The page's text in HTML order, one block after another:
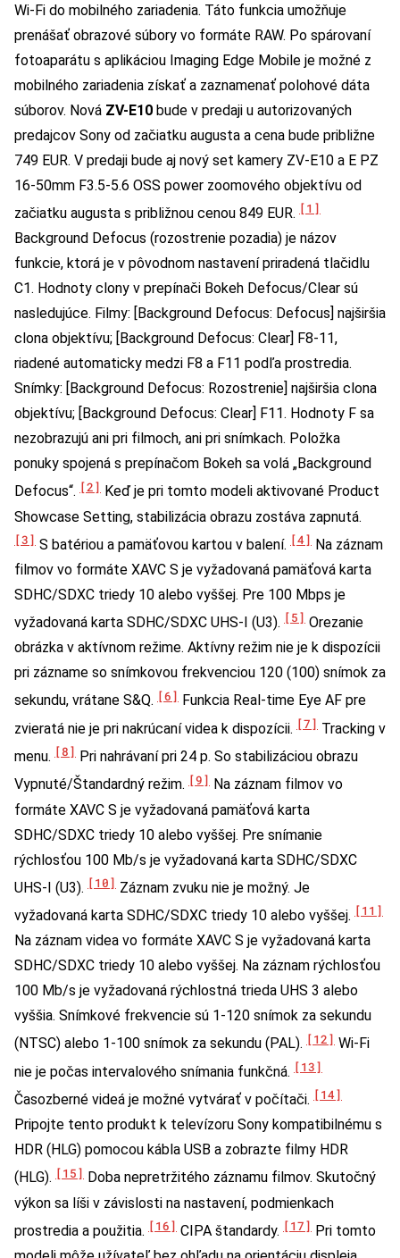
Wi-Fi do mobilného zariadenia. Táto funkcia umožňuje
prenášať obrazové súbory vo formáte RAW. Po spárovaní
fotoaparátu s aplikáciou Imaging Edge Mobile je možné z
mobilného zariadenia získať a zaznamenať polohové dáta
súborov. Nová ZV-E10 bude v predaji u autorizovaných
predajcov Sony od začiatku augusta a cena bude približne
749 EUR. V predaji bude aj nový set kamery ZV-E10 a E PZ
16-50mm F3.5-5.6 OSS power zoomového objektívu od
začiatku augusta s približnou cenou 849 EUR. [1]
Background Defocus (rozostrenie pozadia) je názov
funkcie, ktorá je v pôvodnom nastavení priradená tlačidlu
C1. Hodnoty clony v prepínači Bokeh Defocus/Clear sú
nasledujúce. Filmy: [Background Defocus: Defocus] najširšia
clona objektívu; [Background Defocus: Clear] F8-11,
riadené automaticky medzi F8 a F11 podľa prostredia.
Snímky: [Background Defocus: Rozostrenie] najširšia clona
objektívu; [Background Defocus: Clear] F11. Hodnoty F sa
nezobrazujú ani pri filmoch, ani pri snímkach. Položka
ponuky spojená s prepínačom Bokeh sa volá „Background
Defocus“. [2] Keď je pri tomto modeli aktivované Product
Showcase Setting, stabilizácia obrazu zostáva zapnutá.
[3] S batériou a pamäťovou kartou v balení. [4] Na záznam
filmov vo formáte XAVC S je vyžadovaná pamäťová karta
SDHC/SDXC triedy 10 alebo vyššej. Pre 100 Mbps je
vyžadovaná karta SDHC/SDXC UHS-I (U3). [5] Orezanie
obrázka v aktívnom režime. Aktívny režim nie je k dispozícii
pri zázname so snímkovou frekvenciou 120 (100) snímok za
sekundu, vrátane S&Q. [6] Funkcia Real-time Eye AF pre
zvieratá nie je pri nakrúcaní videa k dispozícii. [7] Tracking v
menu. [8] Pri nahrávaní pri 24 p. So stabilizáciou obrazu
Vypnuté/Štandardný režim. [9] Na záznam filmov vo
formáte XAVC S je vyžadovaná pamäťová karta
SDHC/SDXC triedy 10 alebo vyššej. Pre snímanie
rýchlosťou 100 Mb/s je vyžadovaná karta SDHC/SDXC
UHS-I (U3). [10] Záznam zvuku nie je možný. Je
vyžadovaná karta SDHC/SDXC triedy 10 alebo vyššej. [11]
Na záznam videa vo formáte XAVC S je vyžadovaná karta
SDHC/SDXC triedy 10 alebo vyššej. Na záznam rýchlosťou
100 Mb/s je vyžadovaná rýchlostná trieda UHS 3 alebo
vyššia. Snímkové frekvencie sú 1-120 snímok za sekundu
(NTSC) alebo 1-100 snímok za sekundu (PAL). [12] Wi-Fi
nie je počas intervalového snímania funkčná. [13]
Časozberné videá je možné vytvárať v počítači. [14]
Pripojte tento produkt k televízoru Sony kompatibilnému s
HDR (HLG) pomocou kábla USB a zobrazte filmy HDR
(HLG). [15] Doba nepretržitého záznamu filmov. Skutočný
výkon sa líši v závislosti na nastavení, podmienkach
prostredia a použitia. [16] CIPA štandardy. [17] Pri tomto